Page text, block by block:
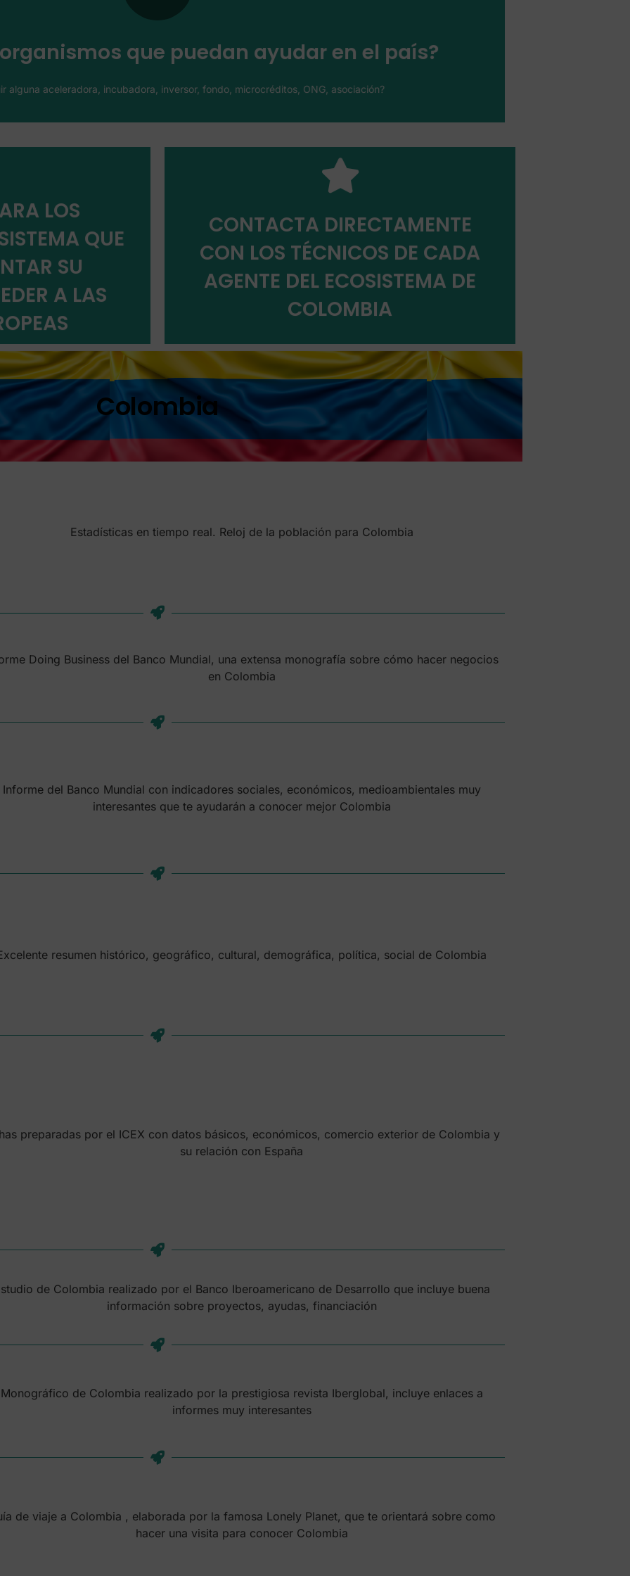
que puedan ayudar en el país?
alguna aceleradora, incubadora, inversor, fondo, microcréditos, ONG, asociación?
Añade los agentes al ecosistema
LOS
QUE
SU
A LAS
CONTACTA DIRECTAMENTE
CON LOS TÉCNICOS DE CADA
AGENTE DEL ECOSISTEMA DE
COLOMBIA
Técnicos
Colombia
Estadísticas en tiempo real. Reloj de la población para Colombia
Doing Business del Banco Mundial, una extensa monografía sobre cómo hacer negocios
en Colombia
Informe del Banco Mundial con indicadores sociales, económicos, medioambientales muy
interesantes que te ayudarán a conocer mejor Colombia
resumen histórico, geográfico, cultural, demográfica, política, social de Colombia
preparadas por el ICEX con datos básicos, económicos, comercio exterior de Colombia y
su relación con España
de Colombia realizado por el Banco Iberoamericano de Desarrollo que incluye buena
información sobre proyectos, ayudas, financiación
Monográfico de Colombia realizado por la prestigiosa revista Iberglobal, incluye enlaces a
informes muy interesantes
de viaje a Colombia , elaborada por la famosa Lonely Planet, que te orientará sobre como
hacer una visita para conocer Colombia